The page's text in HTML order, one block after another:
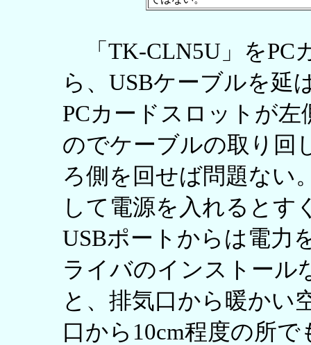
「TK-CLN5U」をPC
ら、USBケーブルを延
PCカードスロットが
のでケーブルの取り回
ろ側を回せば問題ない
して電源を入れるとす
USBポートからは電力
ライバのインストール
と、排気口から暖かい
口から10cm程度の所